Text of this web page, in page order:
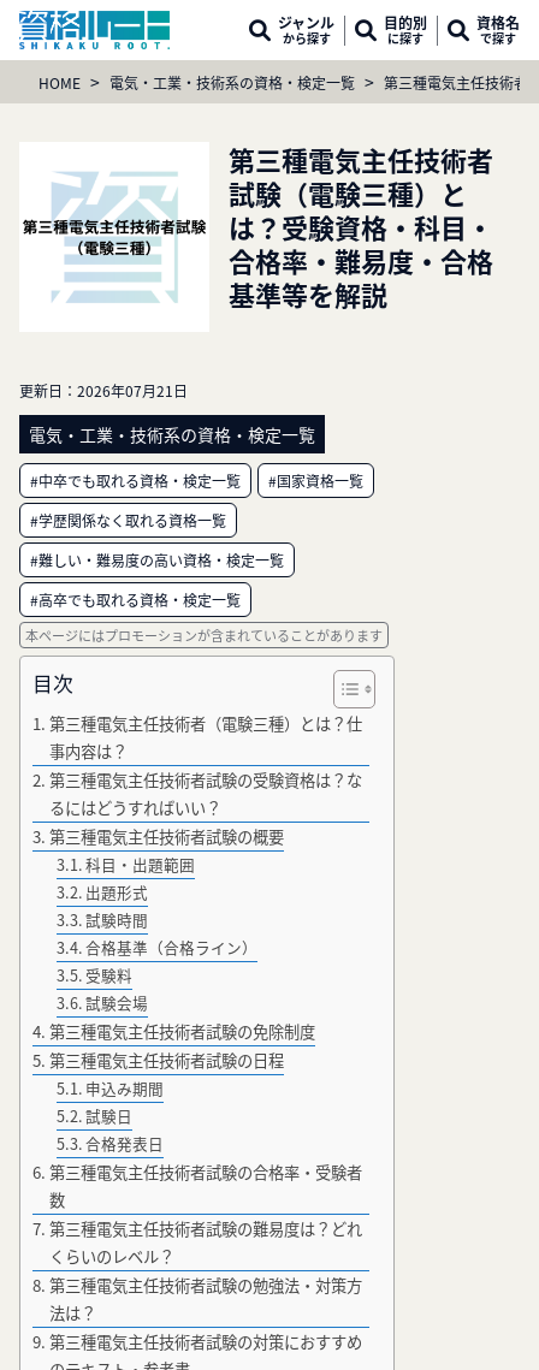
ジャンル
から探す
目的別
に探す
資格名
で探す
HOME > 電気・工業・技術系の資格・検定一覧 > 第三種電気主任技術者
第三種電気主任技術者
試験（電験三種）と
は？受験資格・科目・
合格率・難易度・合格
基準等を解説
更新日： 2026年07月21日
電気・工業・技術系の資格・検定一覧
#中卒でも取れる資格・検定一覧
#国家資格一覧
#学歴関係なく取れる資格一覧
#難しい・難易度の高い資格・検定一覧
#高卒でも取れる資格・検定一覧
本ページにはプロモーションが含まれていることがあります
目次
第三種電気主任技術者（電験三種）とは？仕
事内容は？
第三種電気主任技術者試験の受験資格は？な
るにはどうすればいい？
第三種電気主任技術者試験の概要
科目・出題範囲
出題形式
試験時間
合格基準（合格ライン）
受験料
試験会場
第三種電気主任技術者試験の免除制度
第三種電気主任技術者試験の日程
申込み期間
試験日
合格発表日
第三種電気主任技術者試験の合格率・受験者
数
第三種電気主任技術者試験の難易度は？どれ
くらいのレベル？
第三種電気主任技術者試験の勉強法・対策方
法は？
第三種電気主任技術者試験の対策におすすめ